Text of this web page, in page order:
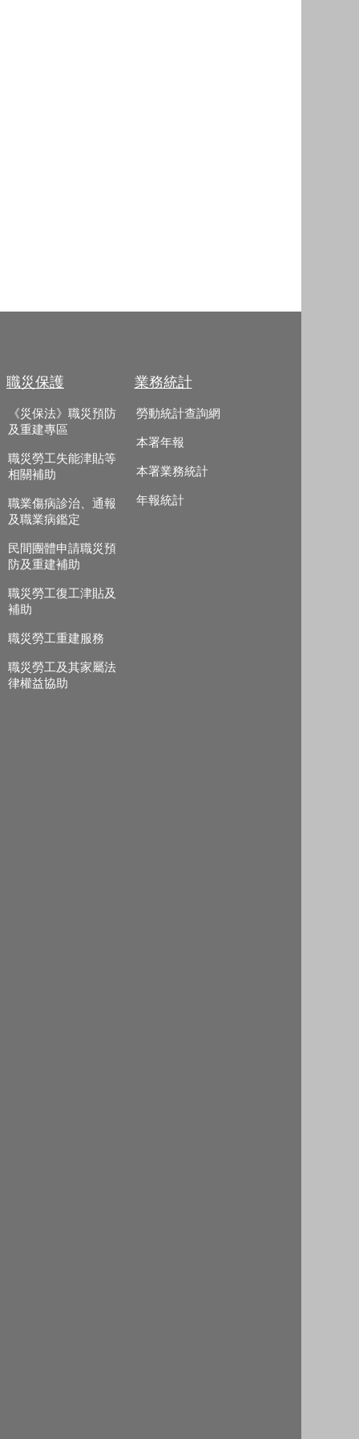
職災保護
《災保法》職災預防
及重建專區
職災勞工失能津貼等
相關補助
職業傷病診治、通報
及職業病鑑定
民間團體申請職災預
防及重建補助
職災勞工復工津貼及
補助
職災勞工重建服務
職災勞工及其家屬法
律權益協助
業務統計
勞動統計查詢網
本署年報
本署業務統計
年報統計